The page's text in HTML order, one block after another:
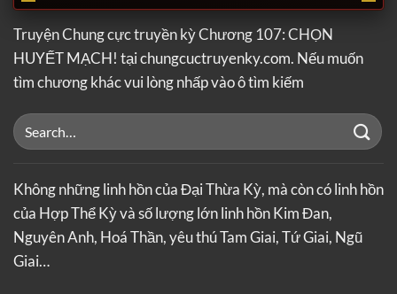
Truyện Chung cực truyền kỳ Chương 107: CHỌN
HUYẾT MẠCH! tại chungcuctruyenky.com. Nếu muốn
tìm chương khác vui lòng nhấp vào ô tìm kiếm
Không những linh hồn của Đại Thừa Kỳ, mà còn có linh hồn
của Hợp Thể Kỳ và số lượng lớn linh hồn Kim Đan,
Nguyên Anh, Hoá Thần, yêu thú Tam Giai, Tứ Giai, Ngũ
Giai…